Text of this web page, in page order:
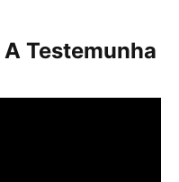
Testemunha